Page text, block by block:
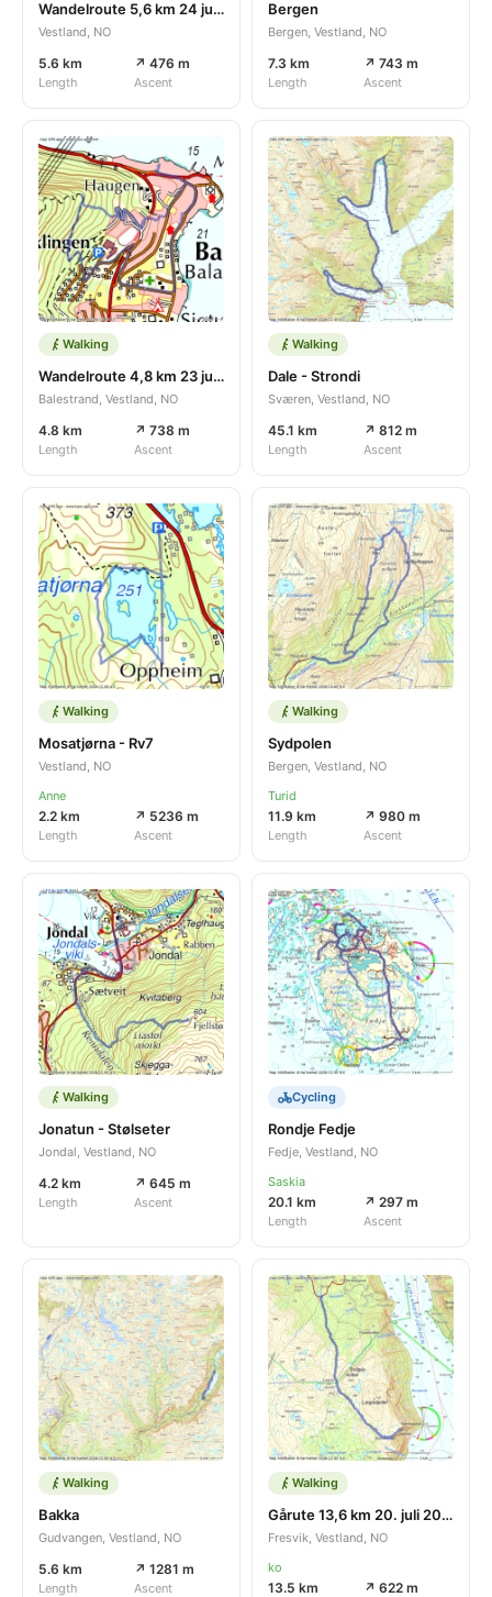
Wandelroute 5,6 km 24 jul 2026
Vestland, NO
5.6 km
Length
↗ 476 m
Ascent
Bergen
Bergen, Vestland, NO
7.3 km
Length
↗ 743 m
Ascent
Walking
Wandelroute 4,8 km 23 jul 2026
Balestrand, Vestland, NO
4.8 km
Length
↗ 738 m
Ascent
Walking
Dale - Strondi
Sværen, Vestland, NO
45.1 km
Length
↗ 812 m
Ascent
Walking
Mosatjørna - Rv7
Vestland, NO
Anne
2.2 km
Length
↗ 5236 m
Ascent
Walking
Sydpolen
Bergen, Vestland, NO
Turid
11.9 km
Length
↗ 980 m
Ascent
Walking
Jonatun - Stølseter
Jondal, Vestland, NO
4.2 km
Length
↗ 645 m
Ascent
Cycling
Rondje Fedje
Fedje, Vestland, NO
Saskia
20.1 km
Length
↗ 297 m
Ascent
Walking
Bakka
Gudvangen, Vestland, NO
5.6 km
Length
↗ 1281 m
Ascent
Walking
Gårute 13,6 km 20. juli 2026
Fresvik, Vestland, NO
ko
13.5 km ↗ 622 m